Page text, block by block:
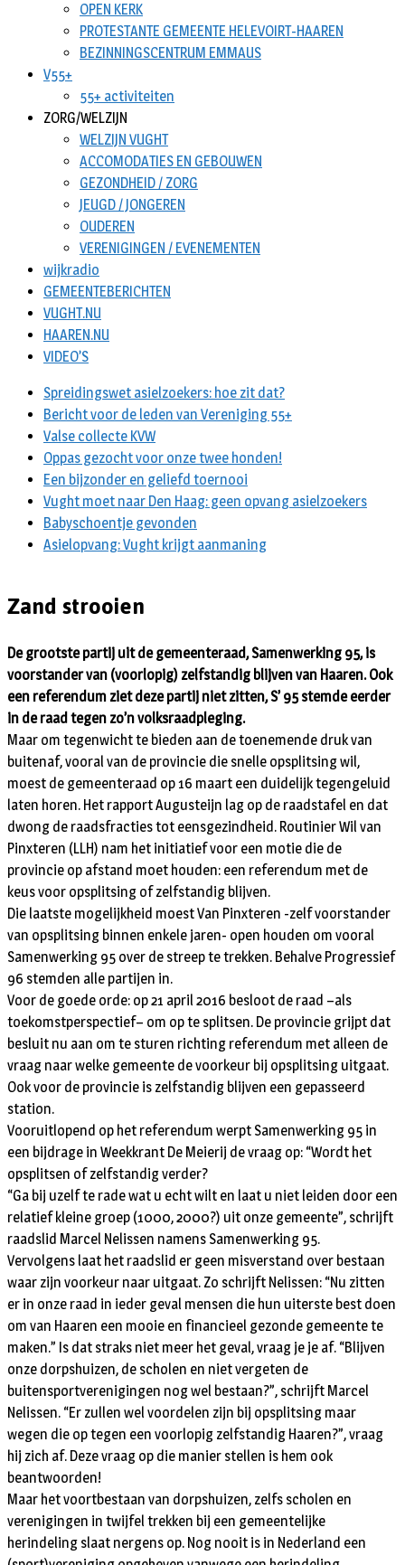
OPEN KERK
PROTESTANTE GEMEENTE HELEVOIRT-HAAREN
BEZINNINGSCENTRUM EMMAUS
V55+
55+ activiteiten
ZORG/WELZIJN
WELZIJN VUGHT
ACCOMODATIES EN GEBOUWEN
GEZONDHEID / ZORG
JEUGD / JONGEREN
OUDEREN
VERENIGINGEN / EVENEMENTEN
wijkradio
GEMEENTEBERICHTEN
VUGHT.NU
HAAREN.NU
VIDEO’S
Spreidingswet asielzoekers: hoe zit dat?
Bericht voor de leden van Vereniging 55+
Valse collecte KVW
Oppas gezocht voor onze twee honden!
Een bijzonder en geliefd toernooi
Vught moet naar Den Haag: geen opvang asielzoekers
Babyschoentje gevonden
Asielopvang: Vught krijgt aanmaning
Zand strooien
De grootste partij uit de gemeenteraad, Samenwerking 95, is
voorstander van (voorlopig) zelfstandig blijven van Haaren. Ook
een referendum ziet deze partij niet zitten, S’ 95 stemde eerder
in de raad tegen zo’n volksraadpleging.
Maar om tegenwicht te bieden aan de toenemende druk van
buitenaf, vooral van de provincie die snelle opsplitsing wil,
moest de gemeenteraad op 16 maart een duidelijk tegengeluid
laten horen. Het rapport Augusteijn lag op de raadstafel en dat
dwong de raadsfracties tot eensgezindheid. Routinier Wil van
Pinxteren (LLH) nam het initiatief voor een motie die de
provincie op afstand moet houden: een referendum met de
keus voor opsplitsing of zelfstandig blijven.
Die laatste mogelijkheid moest Van Pinxteren -zelf voorstander
van opsplitsing binnen enkele jaren- open houden om vooral
Samenwerking 95 over de streep te trekken. Behalve Progressief
96 stemden alle partijen in.
Voor de goede orde: op 21 april 2016 besloot de raad –als
toekomstperspectief– om op te splitsen. De provincie grijpt dat
besluit nu aan om te sturen richting referendum met alleen de
vraag naar welke gemeente de voorkeur bij opsplitsing uitgaat.
Ook voor de provincie is zelfstandig blijven een gepasseerd
station.
Vooruitlopend op het referendum werpt Samenwerking 95 in
een bijdrage in Weekkrant De Meierij de vraag op: “Wordt het
opsplitsen of zelfstandig verder?
“Ga bij uzelf te rade wat u echt wilt en laat u niet leiden door een
relatief kleine groep (1000, 2000?) uit onze gemeente”, schrijft
raadslid Marcel Nelissen namens Samenwerking 95.
Vervolgens laat het raadslid er geen misverstand over bestaan
waar zijn voorkeur naar uitgaat. Zo schrijft Nelissen: “Nu zitten
er in onze raad in ieder geval mensen die hun uiterste best doen
om van Haaren een mooie en financieel gezonde gemeente te
maken.” Is dat straks niet meer het geval, vraag je je af. “Blijven
onze dorpshuizen, de scholen en niet vergeten de
buitensportverenigingen nog wel bestaan?”, schrijft Marcel
Nelissen. “Er zullen wel voordelen zijn bij opsplitsing maar
wegen die op tegen een voorlopig zelfstandig Haaren?”, vraag
hij zich af. Deze vraag op die manier stellen is hem ook
beantwoorden!
Maar het voortbestaan van dorpshuizen, zelfs scholen en
verenigingen in twijfel trekken bij een gemeentelijke
herindeling slaat nergens op. Nog nooit is in Nederland een